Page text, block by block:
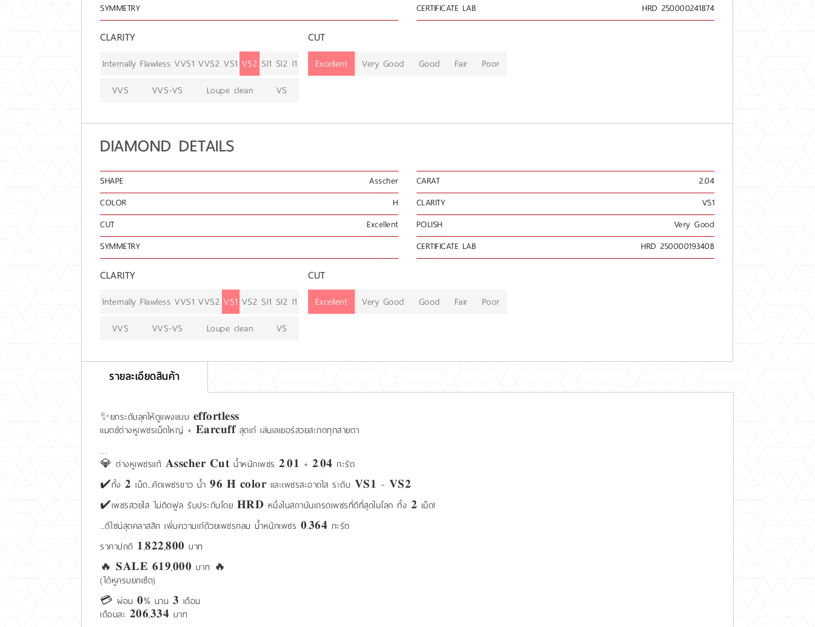
SYMMETRY
CERTIFICATE LAB HRD 250000241874
CLARITY
Internally Flawless VVS1 VVS2 VS1 VS2 SI1 SI2 I1
VVS
VVS-VS Loupe clean VS
CUT
Excellent Very Good Good Fair Poor
DIAMOND DETAILS
SHAPE Asscher CARAT
2.04
COLOR
H CLARITY
VS1
CUT
Excellent POLISH
Very Good
SYMMETRY
CERTIFICATE LAB HRD 250000193408
CLARITY
Internally Flawless VVS1 VVS2 VS1 VS2 SI1 SI2 I1
VVS
VVS-VS Loupe clean VS
CUT
Excellent Very Good Good Fair Poor
รายละเอียดสินค้า
✨ยกระดับลุคให้ดูแพงแบบ 𝐞𝐟𝐟𝐨𝐫𝐭𝐥𝐞𝐬𝐬
แมตช์ต่างหูเพชรเม็ดใหญ่ + 𝐄𝐚𝐫𝐜𝐮𝐟𝐟 สุดเก๋ เล่นเลเยอร์สวยสะกดทุกสายตา
…
💎 ต่างหูเพชรแท้ 𝐀𝐬𝐬𝐜𝐡𝐞𝐫 𝐂𝐮𝐭 น้ำหนักเพชร 𝟐.𝟎𝟏 + 𝟐.𝟎𝟒 กะรัต
✔️ทั้ง 𝟐 เม็ด...คัดเพชรขาว น้ำ 𝟗𝟔 𝐇 𝐜𝐨𝐥𝐨𝐫 และเพชรสะอาดใส ระดับ 𝐕𝐒𝟏 – 𝐕𝐒𝟐
✔️เพชรสวยใส ไม่ติดฟูล รับประกันโดย 𝐇𝐑𝐃 หนึ่งในสถาบันเกรดเพชรที่ดีที่สุดในโลก ทั้ง 𝟐 เม็ด!
...ดีไซน์สุดคลาสสิก เพิ่มความเก๋ด้วยเพชรกลม น้ำหนักเพชร 𝟎.𝟑𝟔𝟒 กะรัต
ราคาปกติ 𝟏,𝟖𝟐𝟐,𝟖𝟎𝟎 บาท
🔥 𝐒𝐀𝐋𝐄 𝟔𝟏𝟗,𝟎𝟎𝟎 บาท 🔥
(ได้หูครบยกเซ๊ต)
💳 ผ่อน 𝟎% นาน 𝟑 เดือน
เดือนละ 𝟐𝟎𝟔,𝟑𝟑𝟒 บาท